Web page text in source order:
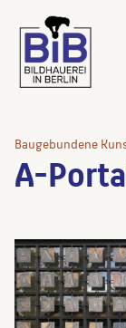
Baugebundene
A-